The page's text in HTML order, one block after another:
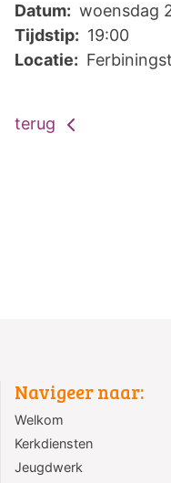
Datum: woensdag
Tijdstip: 19:00
Locatie:
terug
Navigeer naar:
Welkom
Kerkdiensten
Jeugdwerk